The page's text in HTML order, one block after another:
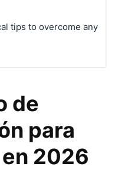
tips to overcome any
de
para
2026